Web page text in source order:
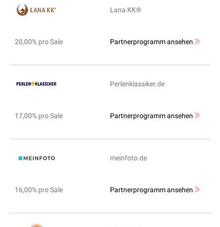
Lana KK®
20,00% pro Sale Partnerprogramm ansehen
Perlenklassiker.de
17,00% pro Sale Partnerprogramm ansehen
meinfoto.de
16,00% pro Sale Partnerprogramm ansehen